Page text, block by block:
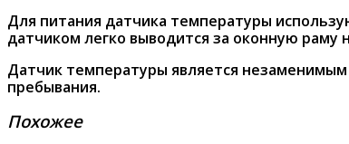
Для питания датчика температуры
датчиком легко выводится за оконную
Датчик температуры является
пребывания.
Похожее